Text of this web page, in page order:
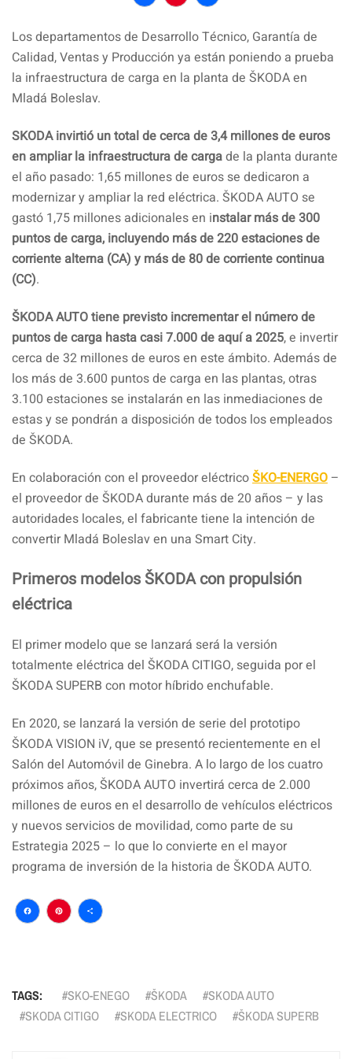
Facebook
Pinterest
Compartir
Los departamentos de Desarrollo Técnico, Garantía de
Calidad, Ventas y Producción ya están poniendo a prueba
la infraestructura de carga en la planta de ŠKODA en
Mladá Boleslav.
SKODA invirtió un total de cerca de 3,4 millones de euros
en ampliar la infraestructura de cargade la planta durante
el año pasado: 1,65 millones de euros se dedicaron a
modernizar y ampliar la red eléctrica. ŠKODA AUTO se
gastó 1,75 millones adicionales en instalar más de 300
puntos de carga, incluyendo más de 220 estaciones de
corriente alterna (CA) y más de 80 de corriente continua
(CC).
ŠKODA AUTO tiene previsto incrementar el número de
puntos de carga hasta casi 7.000 de aquí a 2025, e invertir
cerca de 32 millones de euros en este ámbito. Además de
los más de 3.600 puntos de carga en las plantas, otras
3.100 estaciones se instalarán en las inmediaciones de
estas y se pondrán a disposición de todos los empleados
de ŠKODA.
En colaboración con el proveedor eléctricoŠKO-ENERGO –
el proveedor de ŠKODA durante más de 20 años – y las
autoridades locales, el fabricante tiene la intención de
convertir Mladá Boleslav en una Smart City.
Primeros modelos ŠKODA con propulsión
eléctrica
El primer modelo que se lanzará será la versión
totalmente eléctrica del ŠKODA CITIGO, seguida por el
ŠKODA SUPERB con motor híbrido enchufable.
En 2020, se lanzará la versión de serie del prototipo
ŠKODA VISION iV, que se presentó recientemente en el
Salón del Automóvil de Ginebra. A lo largo de los cuatro
próximos años, ŠKODA AUTO invertirá cerca de 2.000
millones de euros en el desarrollo de vehículos eléctricos
y nuevos servicios de movilidad, como parte de su
Estrategia 2025 – lo que lo convierte en el mayor
programa de inversión de la historia de ŠKODA AUTO.
Facebook
Pinterest
Compartir
TAGS: SKO-ENEGO ŠKODA
SKODA AUTO
SKODA CITIGO
SKODA ELECTRICO ŠKODA SUPERB